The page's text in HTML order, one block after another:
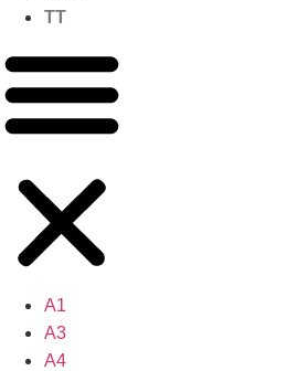
TT
A1
A3
A4